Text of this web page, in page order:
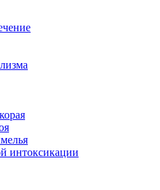
интоксикации